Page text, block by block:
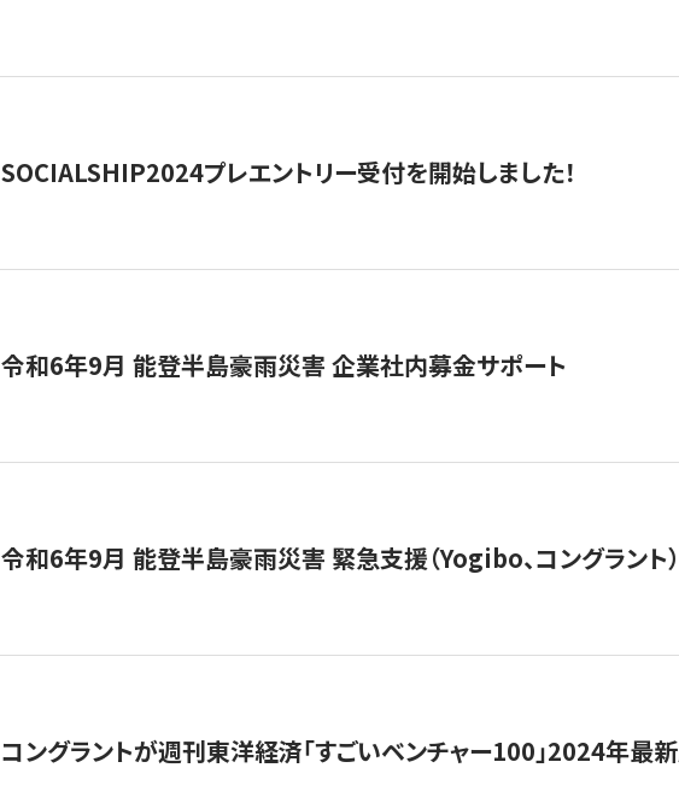
SOCIALSHIP2024プレエントリー受付を開始しました！
令和6年9月 能登半島豪雨災害 企業社内募金サポート
令和6年9月 能登半島豪雨災害 緊急支援（Yogibo、コングラント）
コングラントが週刊東洋経済「すごいベンチャー100」2024年最